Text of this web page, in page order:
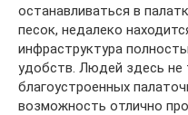
останавливаться в
песок, недалеко
инфраструктура
удобств. Людей здесь не
благоустроенных
возможность отлично